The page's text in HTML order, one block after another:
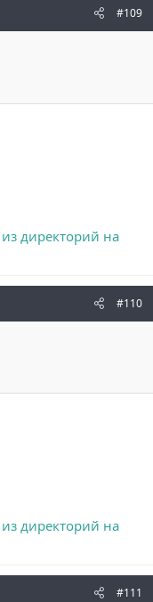
#109
директорий на
#110
директорий на
#111